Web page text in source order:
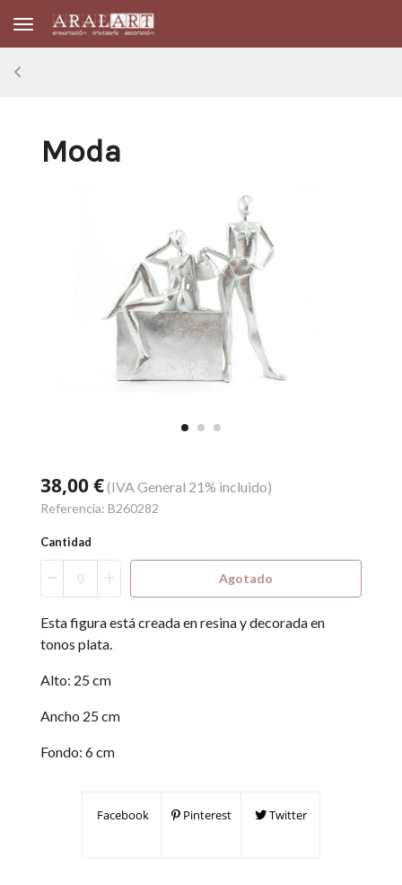
Toggle navigation
Moda
38,00 €(IVA General 21% incluido)
Referencia: B260282
Cantidad
Agotado
Esta figura está creada en resina y decorada en
tonos plata.
Alto: 25 cm
Ancho 25 cm
Fondo: 6 cm
Facebook Pinterest Twitter